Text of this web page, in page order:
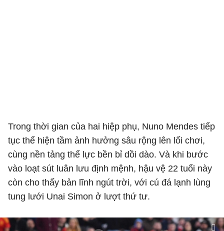
Trong thời gian của hai hiệp phụ, Nuno Mendes tiếp
tục thể hiện tầm ảnh hưởng sâu rộng lên lối chơi,
cùng nền tảng thể lực bền bỉ dồi dào. Và khi bước
vào loạt sút luân lưu định mệnh, hậu vệ 22 tuổi này
còn cho thấy bản lĩnh ngút trời, với cú đá lạnh lùng
tung lưới Unai Simon ở lượt thứ tư.